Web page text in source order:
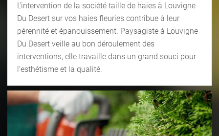
L’intervention de la société taille de haies à Louvigne
Du Desert sur vos haies fleuries contribue à leur
pérennité et épanouissement. Paysagiste à Louvigne
Du Desert veille au bon déroulement des
interventions, elle travaille dans un grand souci pour
l’esthétisme et la qualité.